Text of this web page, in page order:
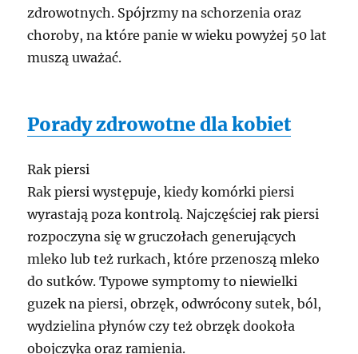
zdrowotnych. Spójrzmy na schorzenia oraz
choroby, na które panie w wieku powyżej 50 lat
muszą uważać.
Porady zdrowotne dla kobiet
Rak piersi
Rak piersi występuje, kiedy komórki piersi
wyrastają poza kontrolą. Najczęściej rak piersi
rozpoczyna się w gruczołach generujących
mleko lub też rurkach, które przenoszą mleko
do sutków. Typowe symptomy to niewielki
guzek na piersi, obrzęk, odwrócony sutek, ból,
wydzielina płynów czy też obrzęk dookoła
obojczyka oraz ramienia.